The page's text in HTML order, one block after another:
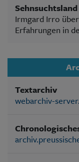
Irmgard Irro
Erfahrungen in
Textarchiv
webarchiv-